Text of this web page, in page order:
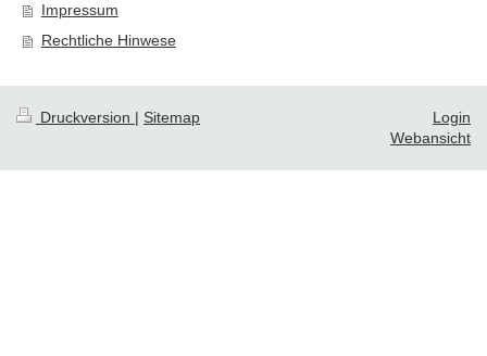
Impressum
Rechtliche Hinwese
Druckversion | Sitemap
Login
Webansicht